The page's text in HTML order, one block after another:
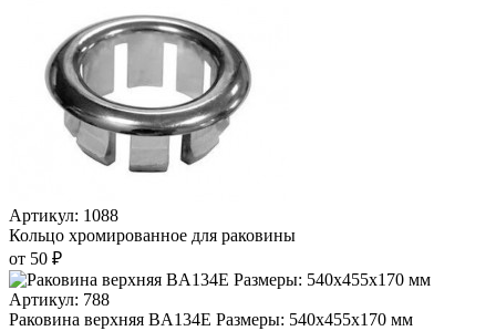
Артикул: 1088
Кольцо хромированное для раковины
от 50 ₽
Артикул: 788
Раковина верхняя BA134E Размеры: 540х455х170 мм